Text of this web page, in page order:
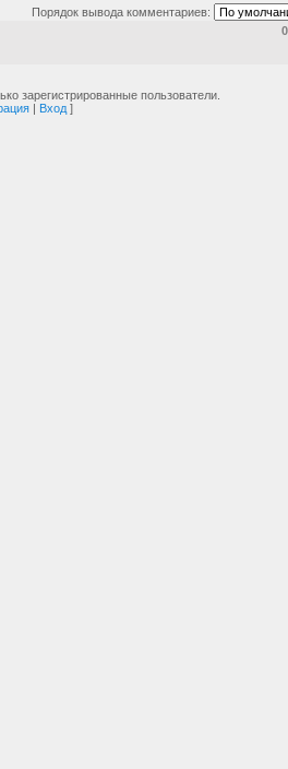
Порядок вывода комментариев:
0
зарегистрированные пользователи.
| Вход ]